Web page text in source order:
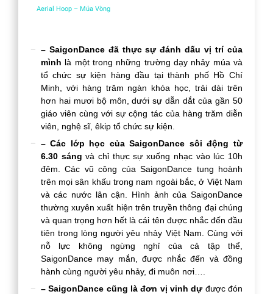
Aerial Hoop – Múa Vòng
– SaigonDance đã thực sự đánh dấu vị trí của
mình là một trong những trường dạy nhảy múa và
tổ chức sự kiện hàng đầu tại thành phố Hồ Chí
Minh, với hàng trăm ngàn khóa học, trải dài trên
hơn hai mươi bộ môn, dưới sự dẫn dắt của gần 50
giáo viên cùng với sự cộng tác của hàng trăm diễn
viên, nghệ sĩ, êkip tổ chức sự kiện.
– Các lớp học của SaigonDance sôi động từ
6.30 sáng và chỉ thực sự xuống nhạc vào lúc 10h
đêm. Các vũ công của SaigonDance tung hoành
trên mọi sân khấu trong nam ngoài bắc, ở Việt Nam
và các nước lân cận. Hình ảnh của SaigonDance
thường xuyên xuất hiện trên truyền thông đại chúng
và quan trọng hơn hết là cái tên được nhắc đến đầu
tiên trong lòng người yêu nhảy Việt Nam. Cùng với
nỗ lực không ngừng nghỉ của cả tập thể,
SaigonDance may mắn, được nhắc đến và đồng
hành cùng người yêu nhảy, đi muôn nơi….
– SaigonDance cũng là đơn vị vinh dựđược đón